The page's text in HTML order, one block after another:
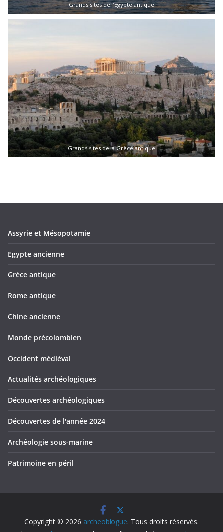
Grands sites de l'Egypte antique
Grands sites de la Grèce antique
Assyrie et Mésopotamie
Egypte ancienne
Grèce antique
Rome antique
Chine ancienne
Monde précolombien
Occident médiéval
Actualités archéologiques
Découvertes archéologiques
Découvertes de l'année 2024
Archéologie sous-marine
Patrimoine en péril
Copyright © 2026 archeoblogue. Tous droits réservés.